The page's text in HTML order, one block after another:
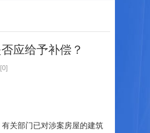
应给予补偿？
关部门已对涉案房屋的建筑